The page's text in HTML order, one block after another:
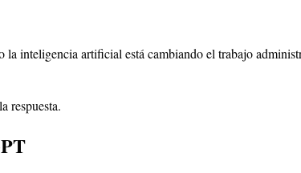
inteligencia artificial está cambiando el trabajo
respuesta.